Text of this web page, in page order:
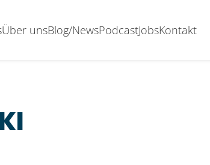
Über unsBlog/NewsPodcastJobsKontakt